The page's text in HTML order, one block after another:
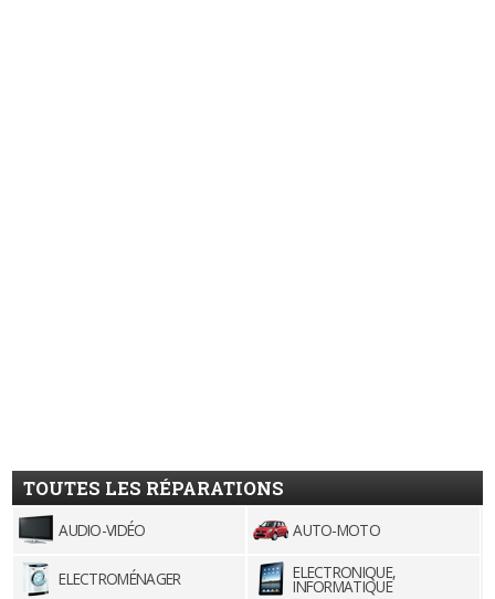
TOUTES LES RÉPARATIONS
AUDIO-VIDÉO AUTO-MOTO
ELECTROMÉNAGER ELECTRONIQUE,
INFORMATIQUE